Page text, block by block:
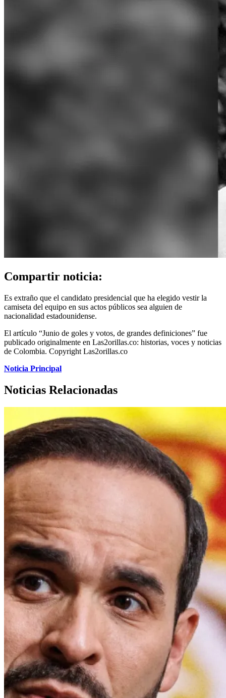
Compartir noticia:
Es extraño que el candidato presidencial que ha elegido vestir la
camiseta del equipo en sus actos públicos sea alguien de
nacionalidad estadounidense.
El artículo “Junio ​​de goles y votos, de grandes definiciones” fue
publicado originalmente en Las2orillas.co: historias, voces y noticias
de Colombia. Copyright Las2orillas.co
Noticia Principal
Noticias Relacionadas